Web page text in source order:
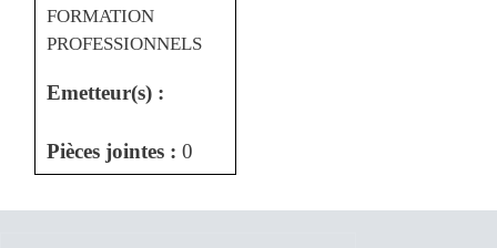
FORMATION
PROFESSIONNELS
Emetteur(s) :
Pièces jointes : 0